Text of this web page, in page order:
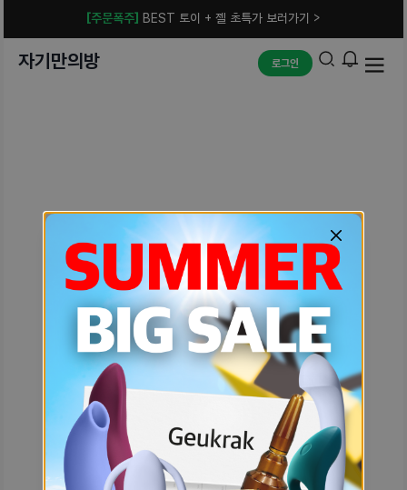
[주문폭주] BEST 토이 + 젤 초특가 보러가기 >
자기만의방 로그인
예상치 못한 에러입니다.